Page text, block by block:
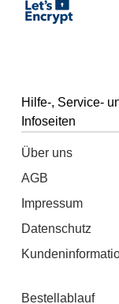
Hilfe-, Service-
Infoseiten
Über uns
AGB
Impressum
Datenschutz
Bestellablauf